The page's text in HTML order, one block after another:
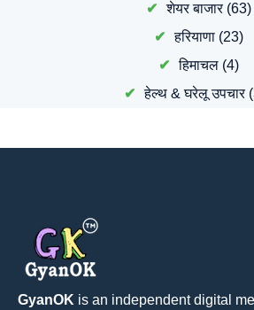
शेयर बाजार(63)
हरियाणा (23)
हिमाचल (4)
हेल्थ & घरेलू उपचार
GyanOK is an independent digital